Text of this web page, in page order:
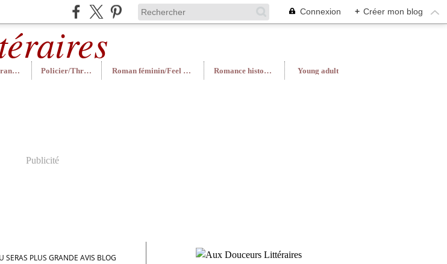
Connexion + Créer mon blog
Littérature Française Policier/Thriller Roman féminin/Feel Good Romance historique Young adult
Publicité
PLUS GRANDE AVIS BLOG